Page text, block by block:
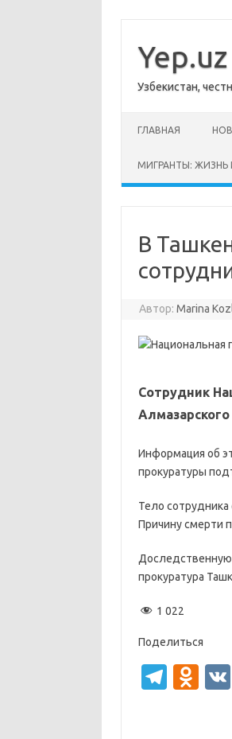
содержимому
Yep.uz
Узбекистан,
ГЛАВНАЯ
МИГРАНТЫ: ЖИЗНЬ
В
Автор: Marina
Сотрудник
Информация об
прокуратуры
Тело
Причину смерти
Доследственную
прокуратура
1 022
Поделиться
T
O